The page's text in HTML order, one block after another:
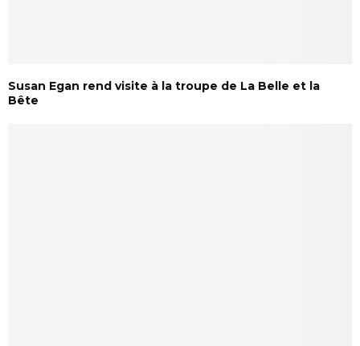
Susan Egan rend visite à la troupe de La Belle et la
Bête